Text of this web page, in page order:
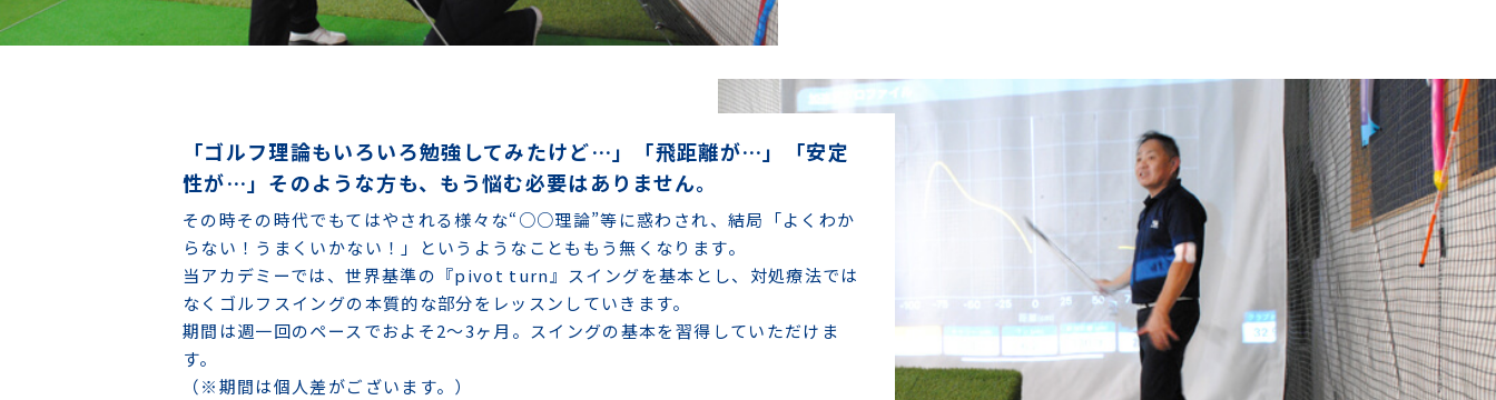
「ゴルフ理論もいろいろ勉強してみたけど…」「飛距離が…」「安定
性が…」そのような方も、もう悩む必要はありません。
その時その時代でもてはやされる様々な“○○理論”等に惑わされ、結局「よくわか
らない！うまくいかない！」というようなことももう無くなります。
当アカデミーでは、世界基準の『pivot turn』スイングを基本とし、対処療法では
なくゴルフスイングの本質的な部分をレッスンしていきます。
期間は週一回のペースでおよそ2～3ヶ月。スイングの基本を習得していただけま
す。
（※期間は個人差がございます。）